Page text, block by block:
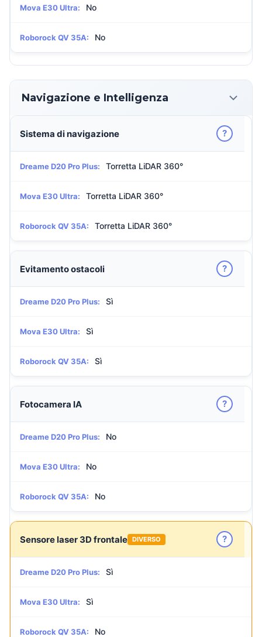
Mova E30 Ultra: No
Roborock QV 35A: No
Navigazione e Intelligenza
Sistema di navigazione ?
Dreame D20 Pro Plus: Torretta LiDAR 360°
Mova E30 Ultra: Torretta LiDAR 360°
Roborock QV 35A: Torretta LiDAR 360°
Evitamento ostacoli ?
Dreame D20 Pro Plus: Sì
Mova E30 Ultra: Sì
Roborock QV 35A: Sì
Fotocamera IA ?
Dreame D20 Pro Plus: No
Mova E30 Ultra: No
Roborock QV 35A: No
Sensore laser 3D frontale DIVERSO ?
Dreame D20 Pro Plus: Sì
Mova E30 Ultra: Sì
Roborock QV 35A: No